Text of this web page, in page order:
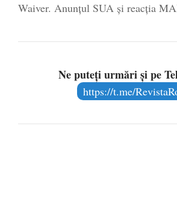
Waiver. Anunțul SUA și reacția
Ne puteți urmări și pe
https://t.me/